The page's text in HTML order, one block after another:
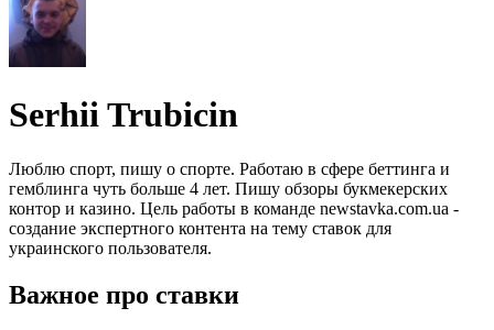
Serhii Trubicin
Люблю спорт, пишу о спорте. Работаю в сфере беттинга и
гемблинга чуть больше 4 лет. Пишу обзоры букмекерских
контор и казино. Цель работы в команде newstavka.com.ua -
создание экспертного контента на тему ставок для
украинского пользователя.
Важное про ставки